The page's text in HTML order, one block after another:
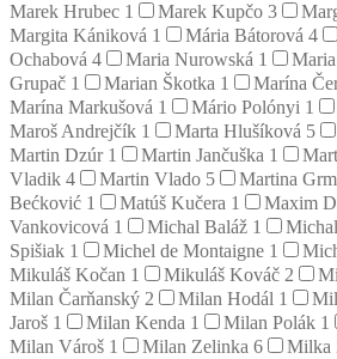
Marek Hrubec 1 Marek Kupčo 3
Margita Kániková 1 Mária Bátorová 4
Ochabová 4 Maria Nurowská 1
Grupač 1 Marian Škotka 1 Marína
Marína Markušová 1 Mário Polónyi 1
Maroš Andrejčík 1 Marta Hlušíková 5
Martin Dzúr 1 Martin Jančuška 1
Vladik 4 Martin Vlado 5 Martina
Bećković 1 Matúš Kučera 1 Maxim
Vankovicová 1 Michal Baláž 1
Spišiak 1 Michel de Montaigne 1
Mikuláš Kočan 1 Mikuláš Kováč 2
Milan Čarňanský 2 Milan Hodál 1
Jaroš 1 Milan Kenda 1 Milan Polák 1
Milan Vároš 1 Milan Zelinka 6 Milka